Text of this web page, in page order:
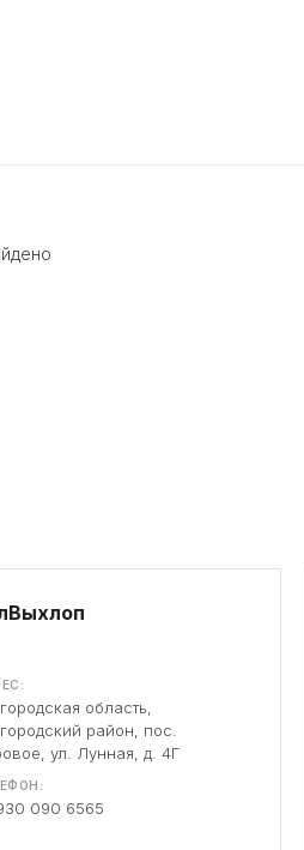
область,
район, пос.
ул. Лунная, д. 4Г
090 6565